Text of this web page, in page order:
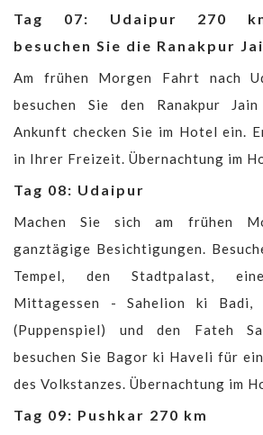
Tag 07: Udaipur 270
besuchen Sie die Ranakpur
Am frühen Morgen Fahrt nach
besuchen Sie den Ranakpur
Ankunft checken Sie im Hotel ein.
in Ihrer Freizeit. Übernachtung im
Tag 08: Udaipur
Machen Sie sich am frühen
ganztägige Besichtigungen.
Tempel, den Stadtpalast,
Mittagessen - Sahelion ki Badi,
(Puppenspiel) und den Fateh
besuchen Sie Bagor ki Haveli für
des Volkstanzes. Übernachtung im
Tag 09: Pushkar 270 km